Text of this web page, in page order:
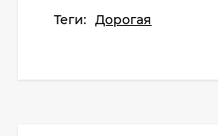
Теги: Дорогая